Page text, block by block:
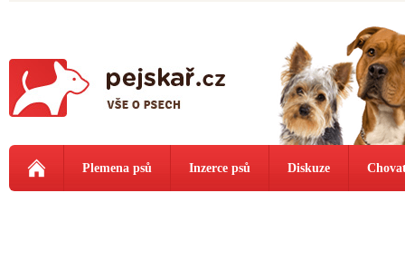
Plemena psů Inzerce psů Diskuze